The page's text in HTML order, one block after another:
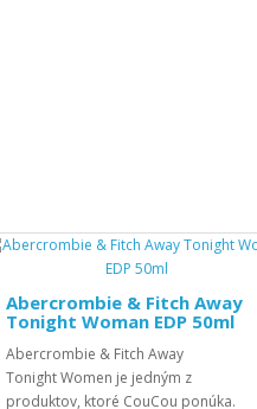
Abercrombie & Fitch Away
Tonight Woman EDP 50ml
Abercrombie & Fitch Away
Tonight Women je jedným z
produktov, ktoré CouCou ponúka.